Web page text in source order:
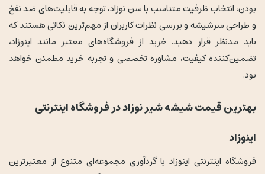
بودن، انتخاب ظرفیت متناسب با سن نوزاد، توجه به قابلیت‌های ضد نفخ
و طراحی سرشیشه و بررسی نظرات کاربران از مهم‌ترین نکاتی هستند که
باید مدنظر قرار دهید. خرید از فروشگاه‌های معتبر مانند اینوزاد،
تضمین‌کننده کیفیت، مشاوره تخصصی و تجربه خرید مطمئن خواهد
بود.
بهترین قیمت شیشه شیر نوزاد در فروشگاه اینترنتی
اینوزاد
فروشگاه اینترنتی اینوزاد با گردآوری مجموعه‌ای متنوع از معتبرترین